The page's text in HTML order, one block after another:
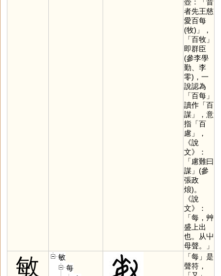
者先王慈
愛百每
(牧)」，
「百牧」
即群臣
(參李學
勤、李
零)，一
說認為
「百每」
讀作「百
謀」，意
指「百
慮」，
《說
文》：
「慮難曰
謀」(參
張政
烺)。
《說
文》：
「每，艸
盛上出
也。从屮
母聲。」
敏
敏
每
「每」是
聲符，